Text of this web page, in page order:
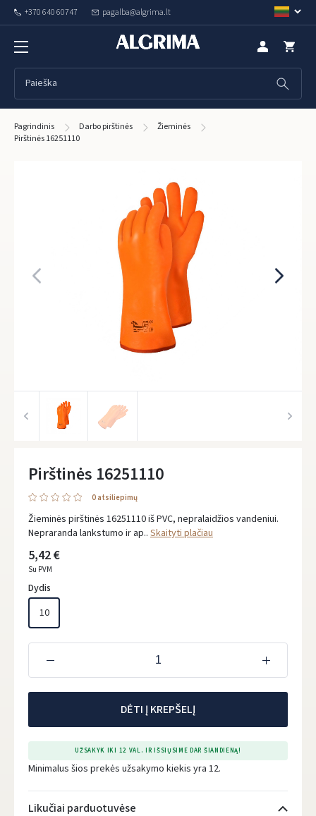
+370 640 60747 pagalba@algrima.lt
Pagrindinis Darbo pirštinės
Žieminės
Pirštinės 16251110
Pirštinės 16251110
0 atsiliepimų
Žieminės pirštinės 16251110 iš PVC, nepralaidžios vandeniui.
Nepraranda lankstumo ir ap.. Skaityti plačiau
5,42 €
Su PVM
Dydis
10
DĖTI Į KREPŠELĮ
UŽSAKYK IKI 12 VAL. IR IŠSIŲSIME DAR ŠIANDIENĄ!
Minimalus šios prekės užsakymo kiekis yra 12.
Likučiai parduotuvėse